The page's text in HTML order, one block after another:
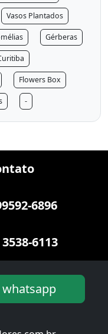
Vasos Plantados
Gérberas
Flowers Box
-
6896
6113